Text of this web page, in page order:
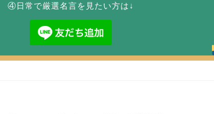
④日常で厳選名言を見たい方は↓